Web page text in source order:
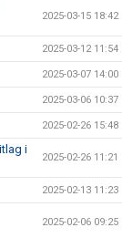
2025-03-15 18:42
2025-03-12 11:54
2025-03-07 14:00
2025-03-06 10:37
2025-02-26 15:48
i
2025-02-26 11:21
2025-02-13 11:23
2025-02-06 09:25